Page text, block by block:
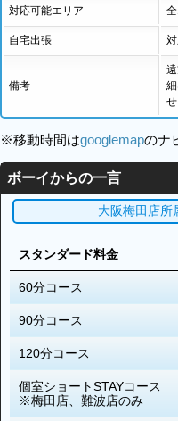
対応可能エリア
自宅出張
備考
せ
※移動時間はgooglemapのナ
ボーイからの一言
大阪梅田店
スタンダード料金
60分コース
90分コース
120分コース
個室ショートSTAYコース
※梅田店、難波店のみ